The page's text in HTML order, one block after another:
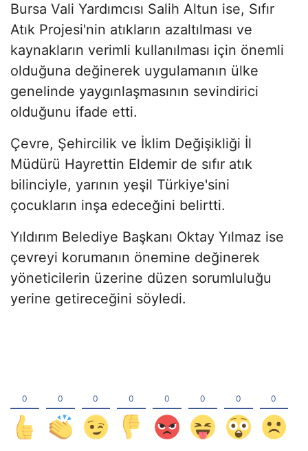
Bursa Vali Yardımcısı Salih Altun ise, Sıfır
Atık Projesi'nin atıkların azaltılması ve
kaynakların verimli kullanılması için önemli
olduğuna değinerek uygulamanın ülke
genelinde yaygınlaşmasının sevindirici
olduğunu ifade etti.
Çevre, Şehircilik ve İklim Değişikliği İl
Müdürü Hayrettin Eldemir de sıfır atık
bilinciyle, yarının yeşil Türkiye'sini
çocukların inşa edeceğini belirtti.
Yıldırım Belediye Başkanı Oktay Yılmaz ise
çevreyi korumanın önemine değinerek
yöneticilerin üzerine düzen sorumluluğu
yerine getireceğini söyledi.